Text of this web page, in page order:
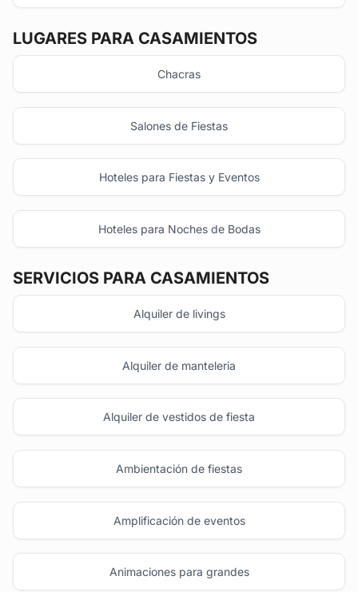
LUGARES PARA CASAMIENTOS
Chacras
Salones de Fiestas
Hoteles para Fiestas y Eventos
Hoteles para Noches de Bodas
SERVICIOS PARA CASAMIENTOS
Alquiler de livings
Alquiler de manteleria
Alquiler de vestidos de fiesta
Ambientación de fiestas
Amplificación de eventos
Animaciones para grandes